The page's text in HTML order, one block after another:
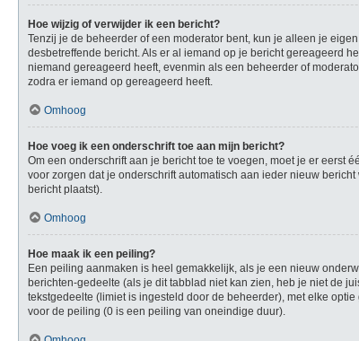
Hoe wijzig of verwijder ik een bericht?
Tenzij je de beheerder of een moderator bent, kun je alleen je
desbetreffende bericht. Als er al iemand op je bericht gereageerd
niemand gereageerd heeft, evenmin als een beheerder of
zodra er iemand op gereageerd heeft.
Omhoog
Hoe voeg ik een onderschrift toe aan mijn bericht?
Om een onderschrift aan je bericht toe te voegen, moet je er eerst
voor zorgen dat je onderschrift automatisch aan ieder nieuw
bericht plaatst).
Omhoog
Hoe maak ik een peiling?
Een peiling aanmaken is heel gemakkelijk, als je een nieuw
berichten-gedeelte (als je dit tabblad niet kan zien, heb je niet de
tekstgedeelte (limiet is ingesteld door de beheerder), met elke
voor de peiling (0 is een peiling van oneindige duur).